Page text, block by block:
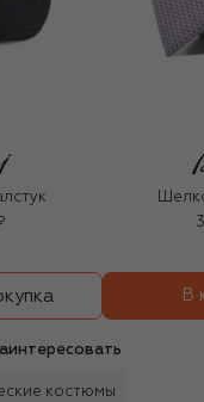
В
костюмы